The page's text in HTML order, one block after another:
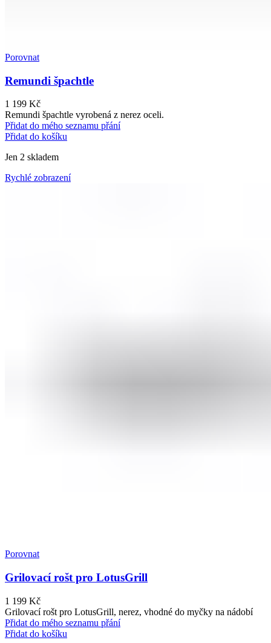
Porovnat
Remundi špachtle
1 199 Kč
Remundi špachtle vyrobená z nerez oceli.
Přidat do mého seznamu přání
Přidat do košíku
Jen 2 skladem
Rychlé zobrazení
Porovnat
Grilovací rošt pro LotusGrill
1 199 Kč
Grilovací rošt pro LotusGrill, nerez, vhodné do myčky na nádobí
Přidat do mého seznamu přání
Přidat do košíku